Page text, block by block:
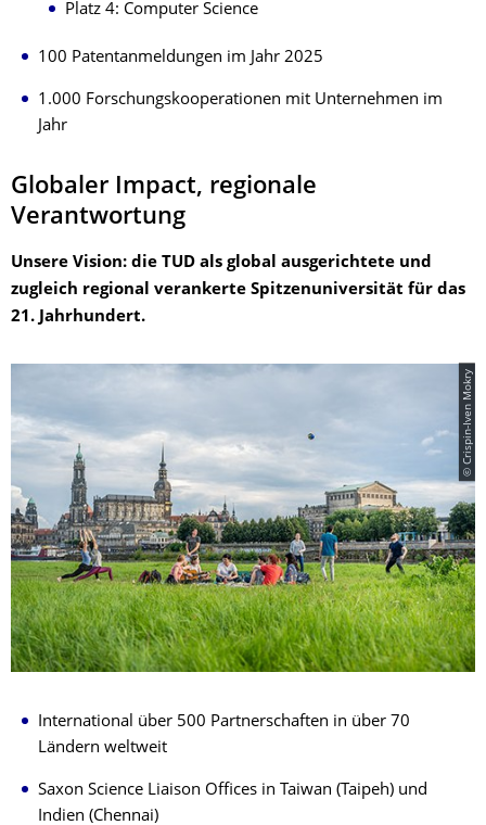
Platz 4: Computer Science
100 Patentanmeldungen im Jahr 2025
1.000 Forschungskooperationen mit Unternehmen im
Jahr
Globaler Impact, regionale
Verantwortung
Unsere Vision: die TUD als global ausgerichtete und
zugleich regional verankerte Spitzenuniversität für das
21. Jahrhundert.
© Crispin-Iven Mokry
International über 500 Partnerschaften in über 70
Ländern weltweit
Saxon Science Liaison Offices in Taiwan (Taipeh) und
Indien (Chennai)